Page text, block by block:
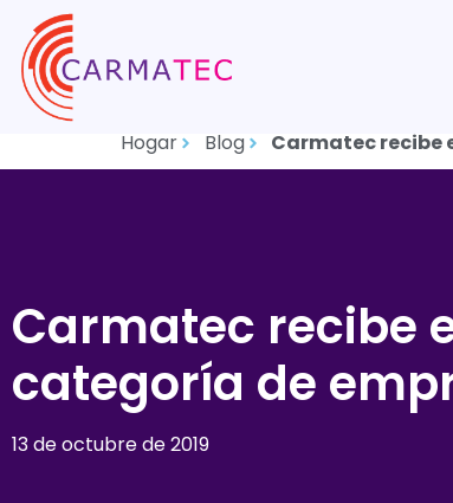
Hogar Blog Carmatec recibe
Carmatec recibe
categoría de
13 de octubre de 2019